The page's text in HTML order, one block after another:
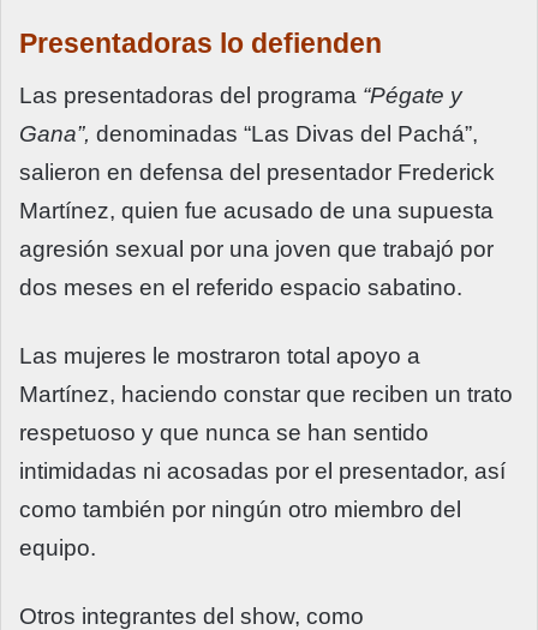
Presentadoras lo defienden
Las presentadoras del programa “Pégate y
Gana”, denominadas “Las Divas del Pachá”,
salieron en defensa del presentador Frederick
Martínez, quien fue acusado de una supuesta
agresión sexual por una joven que trabajó por
dos meses en el referido espacio sabatino.
Las mujeres le mostraron total apoyo a
Martínez, haciendo constar que reciben un trato
respetuoso y que nunca se han sentido
intimidadas ni acosadas por el presentador, así
como también por ningún otro miembro del
equipo.
Otros integrantes del show, como